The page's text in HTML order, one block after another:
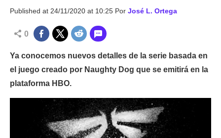
Published at 24/11/2020 at 10:25 Por José L. Ortega
0
Ya conocemos nuevos detalles de la serie basada en
el juego creado por Naughty Dog que se emitirá en la
plataforma HBO.